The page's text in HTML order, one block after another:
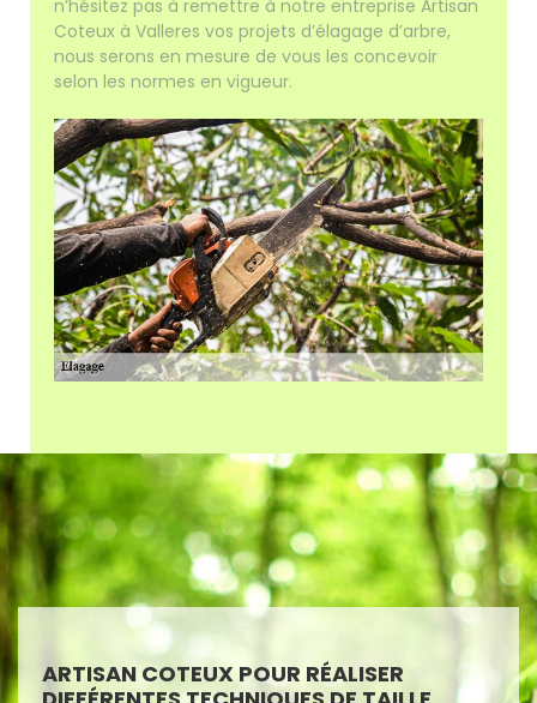
n’hésitez pas à remettre à notre entreprise Artisan
Coteux à Valleres vos projets d’élagage d’arbre,
nous serons en mesure de vous les concevoir
selon les normes en vigueur.
ARTISAN COTEUX POUR RÉALISER